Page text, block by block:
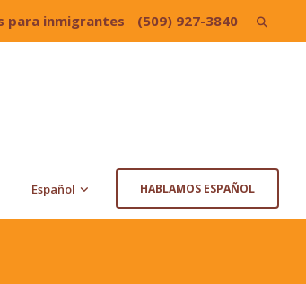
para inmigrantes (509) 927-3840 Search
Español HABLAMOS ESPAÑOL